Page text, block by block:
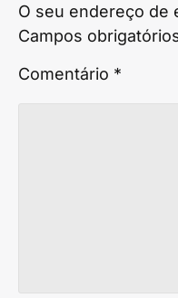
O seu endereço de
Campos
Comentário *